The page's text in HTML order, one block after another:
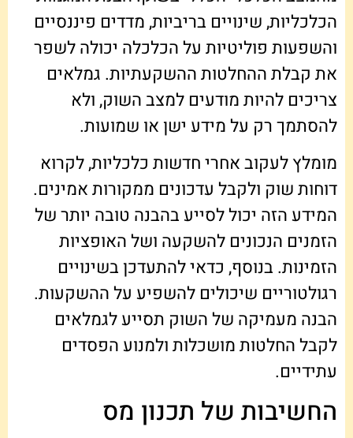
הכלכליות, שינויים בריביות, מדדים פיננסיים
והשפעות פוליטיות על הכלכלה יכולה לשפר
את קבלת ההחלטות ההשקעתיות. גמלאים
צריכים להיות מודעים למצב השוק, ולא
להסתמך רק על מידע ישן או שמועות.
מומלץ לעקוב אחרי חדשות כלכליות, לקרוא
דוחות שוק ולקבל עדכונים ממקורות אמינים.
המידע הזה יכול לסייע בהבנה טובה יותר של
הזמנים הנכונים להשקעה ושל האופציות
הזמינות. בנוסף, כדאי להתעדכן בשינויים
רגולטוריים שיכולים להשפיע על ההשקעות.
הבנה מעמיקה של השוק תסייע לגמלאים
לקבל החלטות מושכלות ולמנוע הפסדים
עתידיים.
החשיבות של תכנון מס